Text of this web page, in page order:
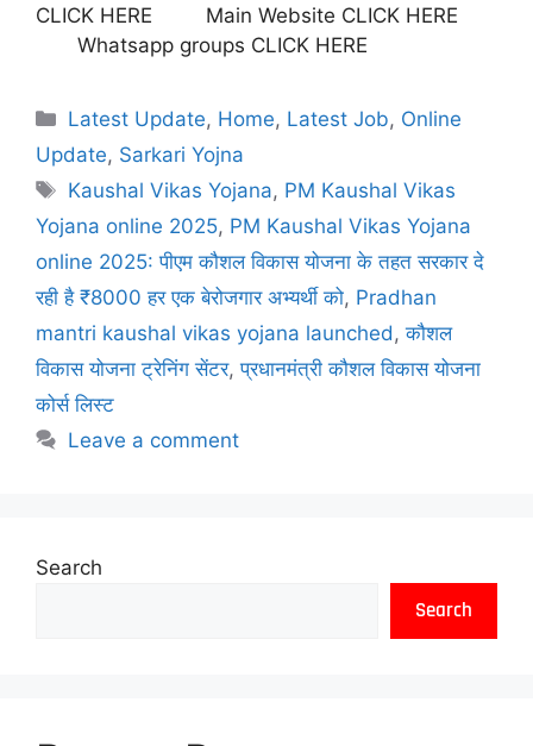
CLICK HERE Main Website CLICK HERE
Whatsapp groups CLICK HERE
Latest Update, Home, Latest Job, Online
Update, Sarkari Yojna
Kaushal Vikas Yojana, PM Kaushal Vikas
Yojana online 2025, PM Kaushal Vikas Yojana
online 2025: पीएम कौशल विकास योजना के तहत सरकार दे
रही है ₹8000 हर एक बेरोजगार अभ्यर्थी को, Pradhan
mantri kaushal vikas yojana launched,कौशल
विकास योजना ट्रेनिंग सेंटर,प्रधानमंत्री कौशल विकास योजना
कोर्स लिस्ट
Leave a comment
Search
Search